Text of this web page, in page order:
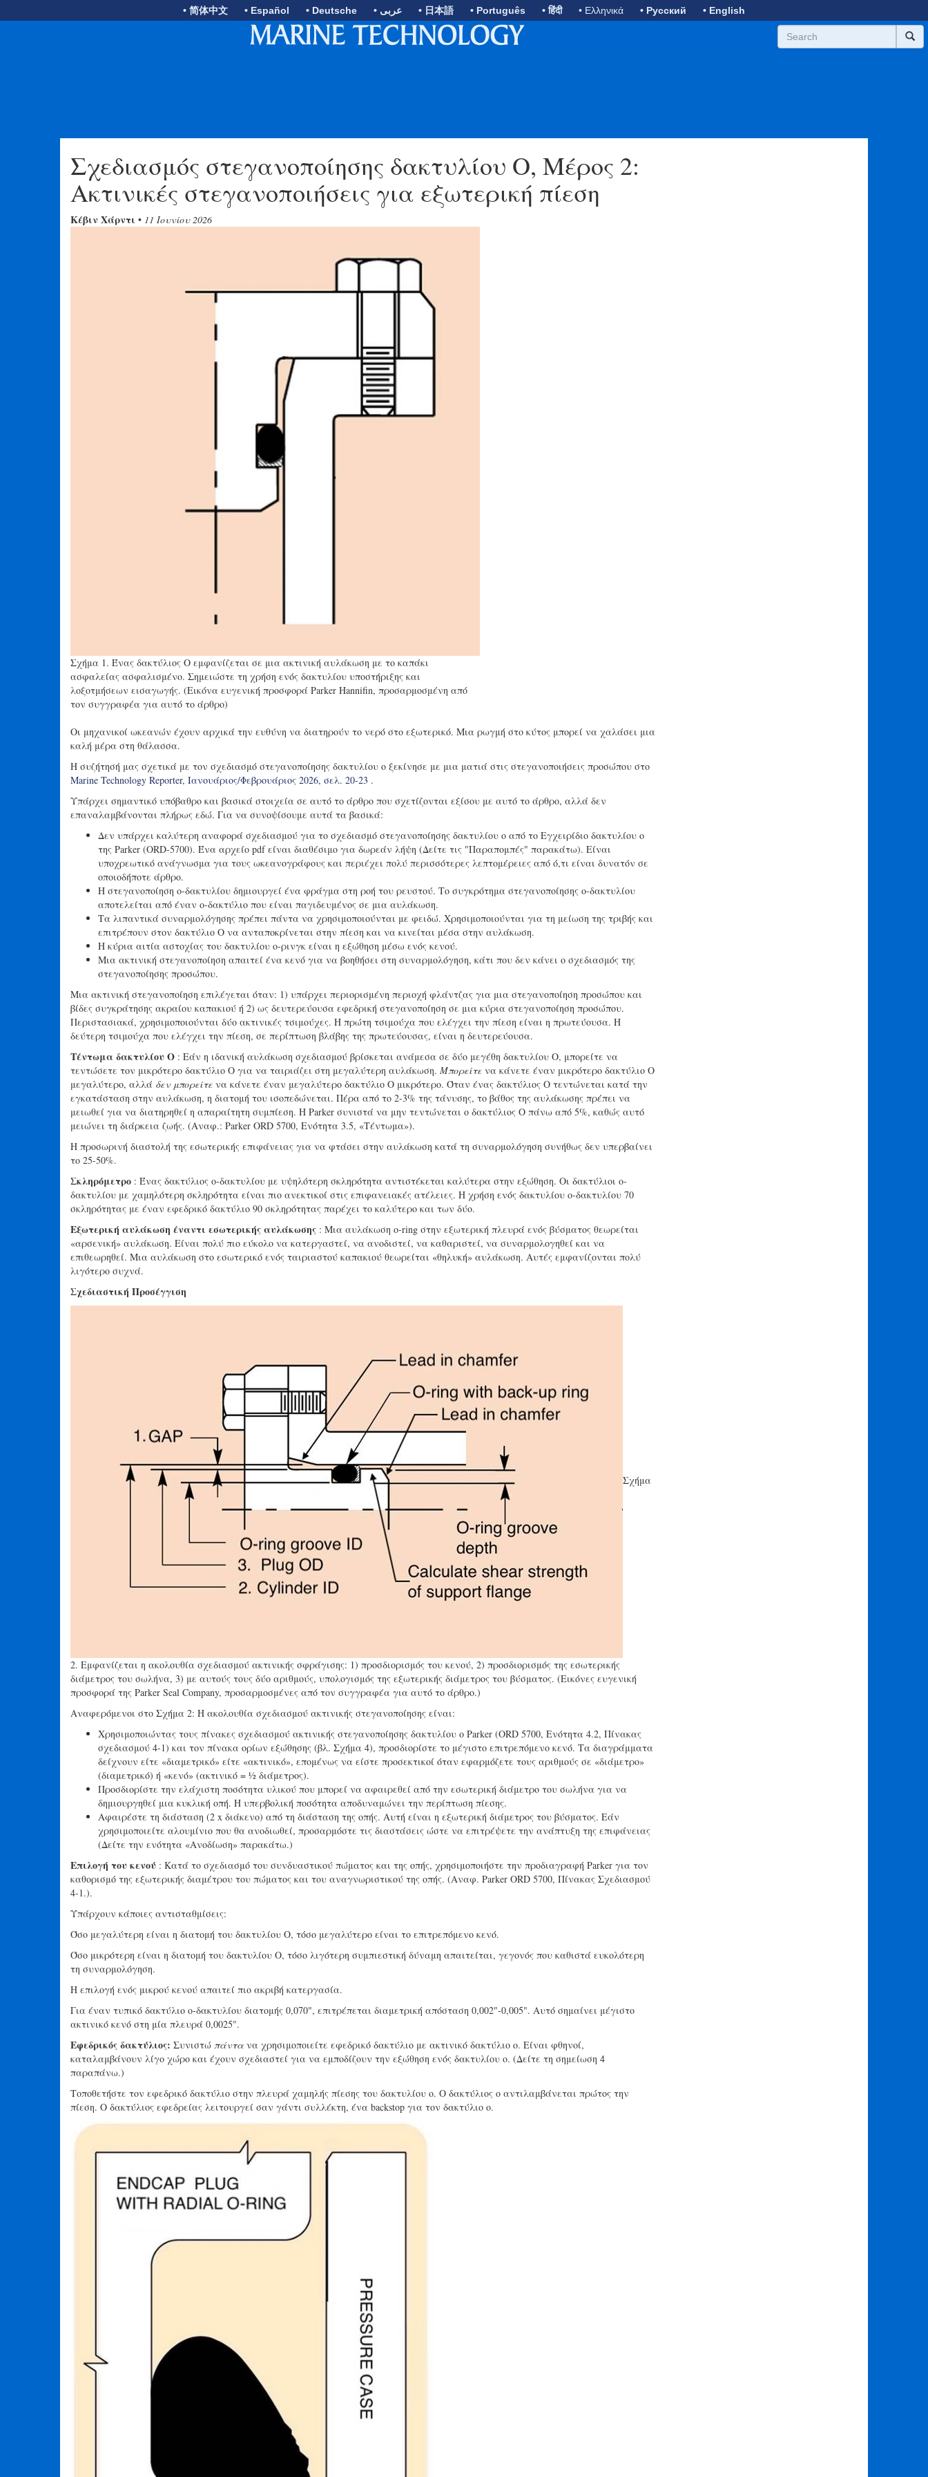
• 简体中文 • Español • Deutsche • عربى • 日本語 • Português • हिंदी • Ελληνικά • Русский • English
Σχεδιασμός στεγανοποίησης δακτυλίου Ο, Μέρος 2:
Ακτινικές στεγανοποιήσεις για εξωτερική πίεση
Κέβιν Χάρντι • 11 Ιουνίου 2026
Σχήμα 1. Ένας δακτύλιος Ο εμφανίζεται σε μια ακτινική αυλάκωση με το καπάκι
ασφαλείας ασφαλισμένο. Σημειώστε τη χρήση ενός δακτυλίου υποστήριξης και
λοξοτμήσεων εισαγωγής. (Εικόνα ευγενική προσφορά Parker Hannifin, προσαρμοσμένη από
τον συγγραφέα για αυτό το άρθρο)
Οι μηχανικοί ωκεανών έχουν αρχικά την ευθύνη να διατηρούν το νερό στο εξωτερικό. Μια ρωγμή στο κύτος μπορεί να χαλάσει μια
καλή μέρα στη θάλασσα.
Η συζήτησή μας σχετικά με τον σχεδιασμό στεγανοποίησης δακτυλίου ο ξεκίνησε με μια ματιά στις στεγανοποιήσεις προσώπου στο
Marine Technology Reporter, Ιανουάριος/Φεβρουάριος 2026, σελ. 20-23 .
Υπάρχει σημαντικό υπόβαθρο και βασικά στοιχεία σε αυτό το άρθρο που σχετίζονται εξίσου με αυτό το άρθρο, αλλά δεν
επαναλαμβάνονται πλήρως εδώ. Για να συνοψίσουμε αυτά τα βασικά:
Δεν υπάρχει καλύτερη αναφορά σχεδιασμού για το σχεδιασμό στεγανοποίησης δακτυλίου o από το Εγχειρίδιο δακτυλίου o
της Parker (ORD-5700). Ένα αρχείο pdf είναι διαθέσιμο για δωρεάν λήψη (Δείτε τις "Παραπομπές" παρακάτω). Είναι
υποχρεωτικό ανάγνωσμα για τους ωκεανογράφους και περιέχει πολύ περισσότερες λεπτομέρειες από ό,τι είναι δυνατόν σε
οποιοδήποτε άρθρο.
Η στεγανοποίηση ο-δακτυλίου δημιουργεί ένα φράγμα στη ροή του ρευστού. Το συγκρότημα στεγανοποίησης ο-δακτυλίου
αποτελείται από έναν ο-δακτύλιο που είναι παγιδευμένος σε μια αυλάκωση.
Τα λιπαντικά συναρμολόγησης πρέπει πάντα να χρησιμοποιούνται με φειδώ. Χρησιμοποιούνται για τη μείωση της τριβής και
επιτρέπουν στον δακτύλιο Ο να ανταποκρίνεται στην πίεση και να κινείται μέσα στην αυλάκωση.
Η κύρια αιτία αστοχίας του δακτυλίου ο-ρινγκ είναι η εξώθηση μέσω ενός κενού.
Μια ακτινική στεγανοποίηση απαιτεί ένα κενό για να βοηθήσει στη συναρμολόγηση, κάτι που δεν κάνει ο σχεδιασμός της
στεγανοποίησης προσώπου.
Μια ακτινική στεγανοποίηση επιλέγεται όταν: 1) υπάρχει περιορισμένη περιοχή φλάντζας για μια στεγανοποίηση προσώπου και
βίδες συγκράτησης ακραίου καπακιού ή 2) ως δευτερεύουσα εφεδρική στεγανοποίηση σε μια κύρια στεγανοποίηση προσώπου.
Περιστασιακά, χρησιμοποιούνται δύο ακτινικές τσιμούχες. Η πρώτη τσιμούχα που ελέγχει την πίεση είναι η πρωτεύουσα. Η
δεύτερη τσιμούχα που ελέγχει την πίεση, σε περίπτωση βλάβης της πρωτεύουσας, είναι η δευτερεύουσα.
Τέντωμα δακτυλίου Ο : Εάν η ιδανική αυλάκωση σχεδιασμού βρίσκεται ανάμεσα σε δύο μεγέθη δακτυλίου Ο, μπορείτε να
τεντώσετε τον μικρότερο δακτύλιο Ο για να ταιριάζει στη μεγαλύτερη αυλάκωση. Μπορείτε να κάνετε έναν μικρότερο δακτύλιο Ο
μεγαλύτερο, αλλά δεν μπορείτε να κάνετε έναν μεγαλύτερο δακτύλιο Ο μικρότερο. Όταν ένας δακτύλιος Ο τεντώνεται κατά την
εγκατάσταση στην αυλάκωση, η διατομή του ισοπεδώνεται. Πέρα από το 2-3% της τάνυσης, το βάθος της αυλάκωσης πρέπει να
μειωθεί για να διατηρηθεί η απαραίτητη συμπίεση. Η Parker συνιστά να μην τεντώνεται ο δακτύλιος Ο πάνω από 5%, καθώς αυτό
μειώνει τη διάρκεια ζωής. (Αναφ.: Parker ORD 5700, Ενότητα 3.5, «Τέντωμα»).
Η προσωρινή διαστολή της εσωτερικής επιφάνειας για να φτάσει στην αυλάκωση κατά τη συναρμολόγηση συνήθως δεν υπερβαίνει
το 25-50%.
Σκληρόμετρο : Ένας δακτύλιος ο-δακτυλίου με υψηλότερη σκληρότητα αντιστέκεται καλύτερα στην εξώθηση. Οι δακτύλιοι ο-
δακτυλίου με χαμηλότερη σκληρότητα είναι πιο ανεκτικοί στις επιφανειακές ατέλειες. Η χρήση ενός δακτυλίου ο-δακτυλίου 70
σκληρότητας με έναν εφεδρικό δακτύλιο 90 σκληρότητας παρέχει το καλύτερο και των δύο.
Εξωτερική αυλάκωση έναντι εσωτερικής αυλάκωσης : Μια αυλάκωση o-ring στην εξωτερική πλευρά ενός βύσματος θεωρείται
«αρσενική» αυλάκωση. Είναι πολύ πιο εύκολο να κατεργαστεί, να ανοδιστεί, να καθαριστεί, να συναρμολογηθεί και να
επιθεωρηθεί. Μια αυλάκωση στο εσωτερικό ενός ταιριαστού καπακιού θεωρείται «θηλυκή» αυλάκωση. Αυτές εμφανίζονται πολύ
λιγότερο συχνά.
Σχεδιαστική Προσέγγιση
Σχήμα
2. Εμφανίζεται η ακολουθία σχεδιασμού ακτινικής σφράγισης: 1) προσδιορισμός του κενού, 2) προσδιορισμός της εσωτερικής
διάμετρος του σωλήνα, 3) με αυτούς τους δύο αριθμούς, υπολογισμός της εξωτερικής διάμετρος του βύσματος. (Εικόνες ευγενική
προσφορά της Parker Seal Company, προσαρμοσμένες από τον συγγραφέα για αυτό το άρθρο.)
Αναφερόμενοι στο Σχήμα 2: Η ακολουθία σχεδιασμού ακτινικής στεγανοποίησης είναι:
Χρησιμοποιώντας τους πίνακες σχεδιασμού ακτινικής στεγανοποίησης δακτυλίου o Parker (ORD 5700, Ενότητα 4.2, Πίνακας
σχεδιασμού 4-1) και τον πίνακα ορίων εξώθησης (βλ. Σχήμα 4), προσδιορίστε το μέγιστο επιτρεπόμενο κενό. Τα διαγράμματα
δείχνουν είτε «διαμετρικό» είτε «ακτινικό», επομένως να είστε προσεκτικοί όταν εφαρμόζετε τους αριθμούς σε «διάμετρο»
(διαμετρικό) ή «κενό» (ακτινικό = ½ διάμετρος).
Προσδιορίστε την ελάχιστη ποσότητα υλικού που μπορεί να αφαιρεθεί από την εσωτερική διάμετρο του σωλήνα για να
δημιουργηθεί μια κυκλική οπή. Η υπερβολική ποσότητα αποδυναμώνει την περίπτωση πίεσης.
Αφαιρέστε τη διάσταση (2 x διάκενο) από τη διάσταση της οπής. Αυτή είναι η εξωτερική διάμετρος του βύσματος. Εάν
χρησιμοποιείτε αλουμίνιο που θα ανοδιωθεί, προσαρμόστε τις διαστάσεις ώστε να επιτρέψετε την ανάπτυξη της επιφάνειας
(Δείτε την ενότητα «Ανοδίωση» παρακάτω.)
Επιλογή του κενού : Κατά το σχεδιασμό του συνδυαστικού πώματος και της οπής, χρησιμοποιήστε την προδιαγραφή Parker για τον
καθορισμό της εξωτερικής διαμέτρου του πώματος και του αναγνωριστικού της οπής. (Αναφ. Parker ORD 5700, Πίνακας Σχεδιασμού
4-1.).
Υπάρχουν κάποιες αντισταθμίσεις:
Όσο μεγαλύτερη είναι η διατομή του δακτυλίου Ο, τόσο μεγαλύτερο είναι το επιτρεπόμενο κενό.
Όσο μικρότερη είναι η διατομή του δακτυλίου Ο, τόσο λιγότερη συμπιεστική δύναμη απαιτείται, γεγονός που καθιστά ευκολότερη
τη συναρμολόγηση.
Η επιλογή ενός μικρού κενού απαιτεί πιο ακριβή κατεργασία.
Για έναν τυπικό δακτύλιο ο-δακτυλίου διατομής 0,070", επιτρέπεται διαμετρική απόσταση 0,002"-0,005". Αυτό σημαίνει μέγιστο
ακτινικό κενό στη μία πλευρά 0,0025".
Εφεδρικός δακτύλιος: Συνιστώ πάντα να χρησιμοποιείτε εφεδρικό δακτύλιο με ακτινικό δακτύλιο ο. Είναι φθηνοί,
καταλαμβάνουν λίγο χώρο και έχουν σχεδιαστεί για να εμποδίζουν την εξώθηση ενός δακτυλίου ο. (Δείτε τη σημείωση 4
παραπάνω.)
Τοποθετήστε τον εφεδρικό δακτύλιο στην πλευρά χαμηλής πίεσης του δακτυλίου ο. Ο δακτύλιος ο αντιλαμβάνεται πρώτος την
πίεση. Ο δακτύλιος εφεδρείας λειτουργεί σαν γάντι συλλέκτη, ένα backstop για τον δακτύλιο ο.